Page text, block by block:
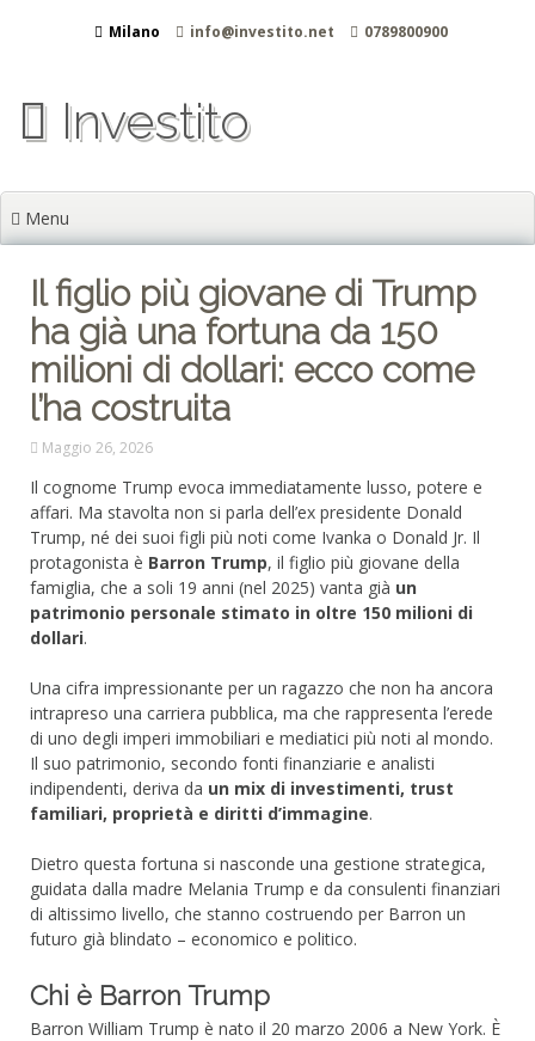
Milano info@investito.net 0789800900
Investito
Menu
Il figlio più giovane di Trump
ha già una fortuna da 150
milioni di dollari: ecco come
l’ha costruita
Maggio 26, 2026
Il cognome Trump evoca immediatamente lusso, potere e
affari. Ma stavolta non si parla dell’ex presidente Donald
Trump, né dei suoi figli più noti come Ivanka o Donald Jr. Il
protagonista è Barron Trump, il figlio più giovane della
famiglia, che a soli 19 anni (nel 2025) vanta già un
patrimonio personale stimato in oltre 150 milioni di
dollari.
Una cifra impressionante per un ragazzo che non ha ancora
intrapreso una carriera pubblica, ma che rappresenta l’erede
di uno degli imperi immobiliari e mediatici più noti al mondo.
Il suo patrimonio, secondo fonti finanziarie e analisti
indipendenti, deriva da un mix di investimenti, trust
familiari, proprietà e diritti d’immagine.
Dietro questa fortuna si nasconde una gestione strategica,
guidata dalla madre Melania Trump e da consulenti finanziari
di altissimo livello, che stanno costruendo per Barron un
futuro già blindato – economico e politico.
Chi è Barron Trump
Barron William Trump è nato il 20 marzo 2006 a New York. È